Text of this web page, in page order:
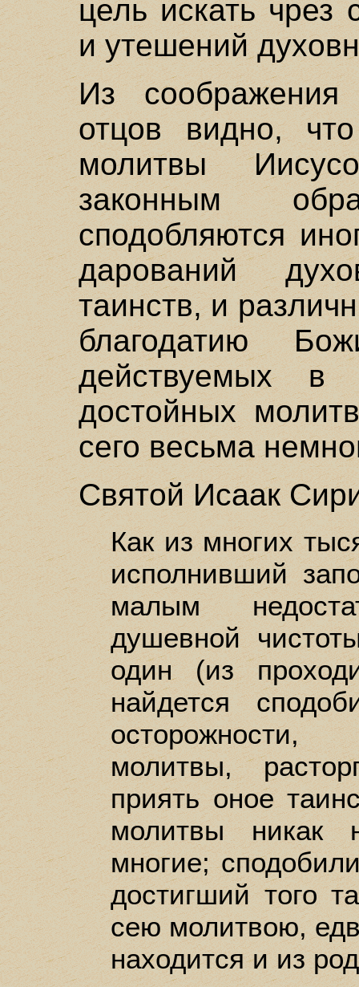
цель искать чрез
и утешений
Из соображения
отцов видно,
молитвы
законным
сподобляются
дарований
таинств, и
благодатию
действуемых
достойных
сего весьма
Святой Исаак
Как из многих
исполнивший
малым
душевной
один (из
найдется
молитвы,
приять оное
молитвы никак
многие;
достигший того
сею молитвою,
находится и из